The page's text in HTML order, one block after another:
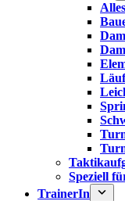
Speziell
TrainerIn